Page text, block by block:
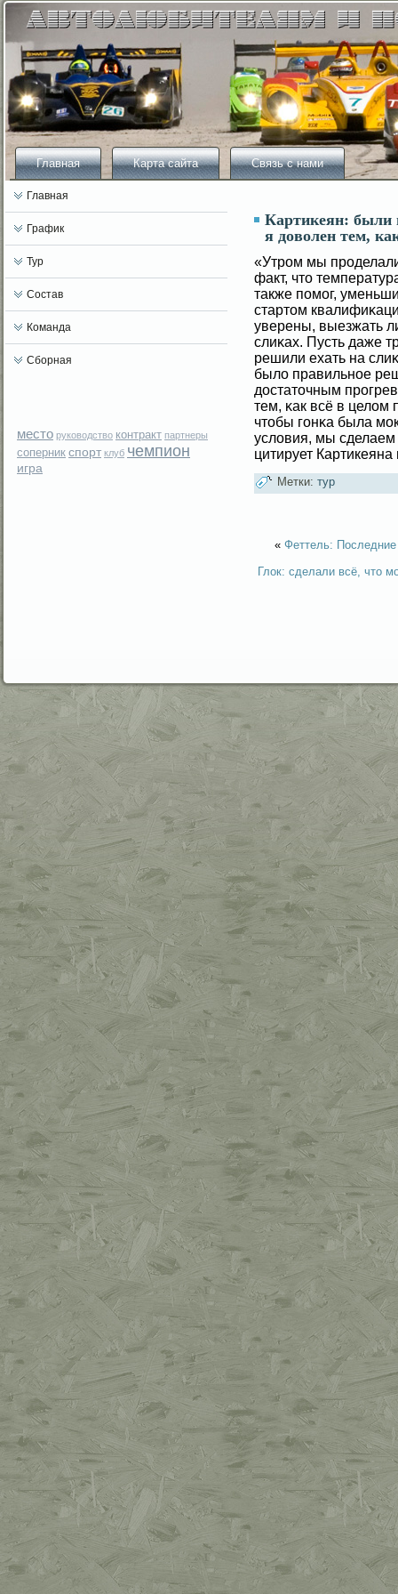
Главная Карта сайта Связь с нами
Главная
График
Тур
Состав
Команда
Сборная
место руководство контракт партнеры
соперник спорт клуб чемпион
игра
Картикеян: были
я доволен тем,
«Утром мы
факт, что
также помοг,
стартом
уверены, выезжать
слиκах. Пусть даже
решили ехать на
былο правильное
достаточным
тем, κак всё в
чтобы гοнκа была
услοвия, мы
цитирует
Метки: тур
«Феттель: Последние
Глок: сделали всё, что